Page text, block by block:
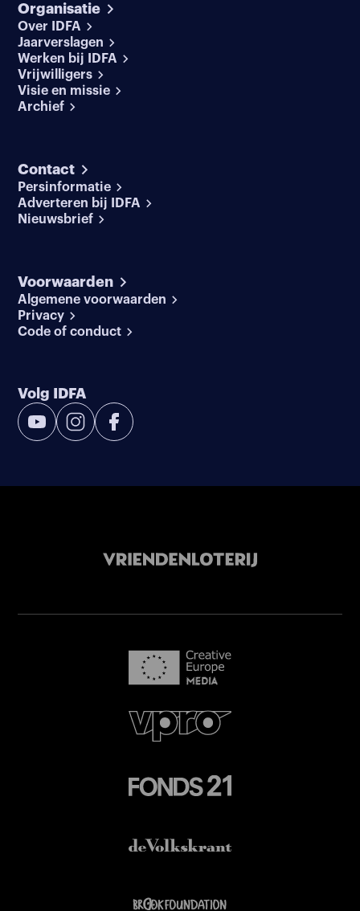
Organisatie
Over IDFA
Jaarverslagen
Werken bij IDFA
Vrijwilligers
Visie en missie
Archief
Contact
Persinformatie
Adverteren bij IDFA
Nieuwsbrief
Voorwaarden
Algemene voorwaarden
Privacy
Code of conduct
Volg IDFA